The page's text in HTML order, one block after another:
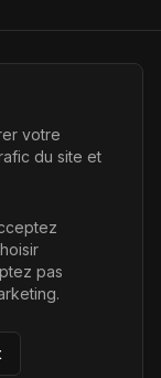
vous aidant à
votre
du site et
pas